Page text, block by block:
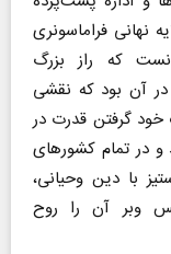
نهانی فراماسونری
که راز بزرگ
آن بود که نقشی
گرفتن قدرت در
و در تمام کشورهای
با دین وحیانی،
وبر آن را روح